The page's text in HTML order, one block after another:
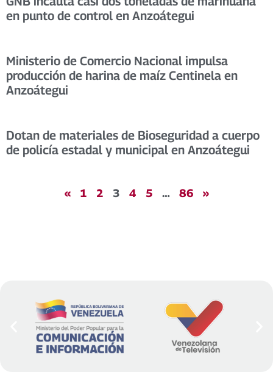
en punto de control en Anzoátegui
Ministerio de Comercio Nacional impulsa
producción de harina de maíz Centinela en
Anzoátegui
Dotan de materiales de Bioseguridad a cuerpo
de policía estadal y municipal en Anzoátegui
« 1 2 3 4 5 … 86 »